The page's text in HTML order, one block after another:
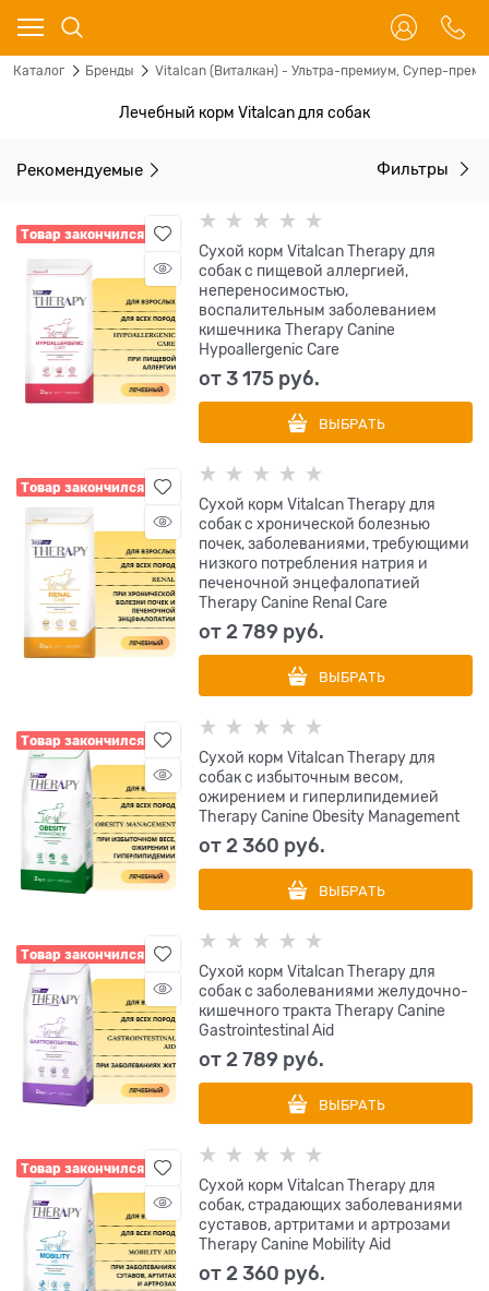
Каталог Бренды Vitalcan (Виталкан) - Ультра-премиум, Супер-
Лечебный корм Vitalcan для собак
Рекомендуемые Фильтры
Товар закончился
Сухой корм Vitalcan Therapy для
собак с пищевой аллергией,
непереносимостью,
воспалительным заболеванием
кишечника Therapy Canine
Hypoallergenic Care
от3 175 руб.
ВЫБРАТЬ
Товар закончился
Сухой корм Vitalcan Therapy для
собак с хронической болезнью
почек, заболеваниями, требующими
низкого потребления натрия и
печеночной энцефалопатией
Therapy Canine Renal Care
от2 789 руб.
ВЫБРАТЬ
Товар закончился
Сухой корм Vitalcan Therapy для
собак с избыточным весом,
ожирением и гиперлипидемией
Therapy Canine Obesity Management
от2 360 руб.
ВЫБРАТЬ
Товар закончился
Сухой корм Vitalcan Therapy для
собак с заболеваниями желудочно-
кишечного тракта Therapy Canine
Gastrointestinal Aid
от2 789 руб.
ВЫБРАТЬ
Товар закончился
Сухой корм Vitalcan Therapy для
собак, страдающих заболеваниями
суставов, артритами и артрозами
Therapy Canine Mobility Aid
от2 360 руб.